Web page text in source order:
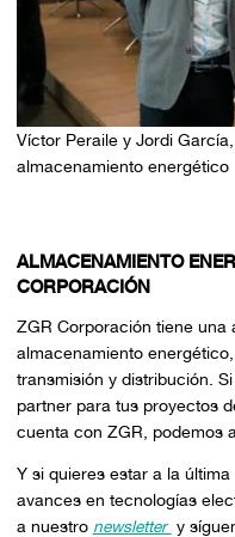
Víctor Peraile y Jordi
almacenamiento energético
ALMACENAMIENTO
CORPORACIÓN
ZGR Corporación tiene una
almacenamiento
transmisión y distribución.
partner para tus proyectos
cuenta con ZGR, podemos
Y si quieres estar a la
avances en tecnologías
a nuestro newsletter y